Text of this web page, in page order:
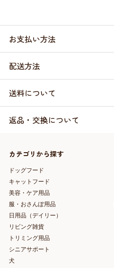
お支払い方法
配送方法
送料について
返品・交換について
カテゴリから探す
ドッグフード
キャットフード
美容・ケア用品
服・おさんぽ用品
日用品（デイリー）
リビング雑貨
トリミング用品
シニアサポート
犬